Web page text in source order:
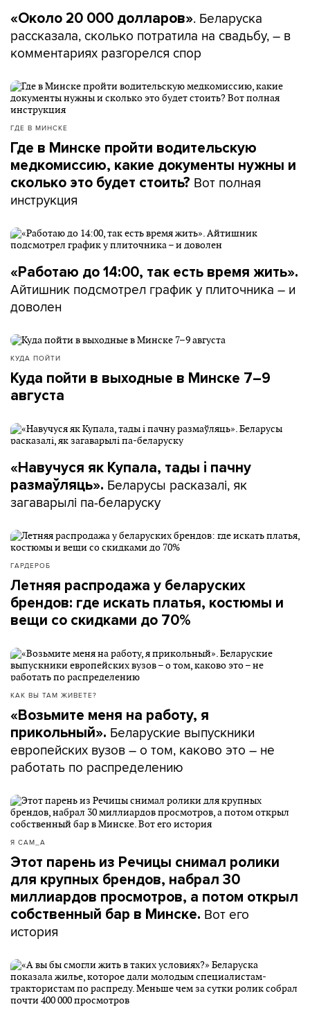
«Около 20 000 долларов». Беларуска
рассказала, сколько потратила на свадьбу, – в
комментариях разгорелся спор
ГДЕ В МИНСКЕ
Где в Минске пройти водительскую
медкомиссию, какие документы нужны и
сколько это будет стоить? Вот полная
инструкция
«Работаю до 14:00, так есть время жить».
Айтишник подсмотрел график у плиточника – и
доволен
КУДА ПОЙТИ
Куда пойти в выходные в Минске 7–9
августа
«Навучуся як Купала, тады і пачну
размаўляць». Беларусы расказалі, як
загаварылі па-беларуску
ГАРДЕРОБ
Летняя распродажа у беларуских
брендов: где искать платья, костюмы и
вещи со скидками до 70%
КАК ВЫ ТАМ ЖИВЕТЕ?
«Возьмите меня на работу, я
прикольный». Беларуские выпускники
европейских вузов – о том, каково это – не
работать по распределению
Я САМ_А
Этот парень из Речицы снимал ролики
для крупных брендов, набрал 30
миллиардов просмотров, а потом открыл
собственный бар в Минске. Вот его
история